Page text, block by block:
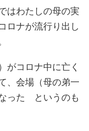
はわたしの母の実
ロナが流行り出し
がコロナ中に亡く
、会場（母の弟一
った というのも